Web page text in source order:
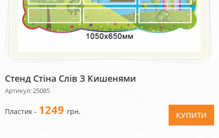
Стенд Стіна Слів З Кишенями
Артикул: 25085
Пластик - 1249 грн. КУПИТИ